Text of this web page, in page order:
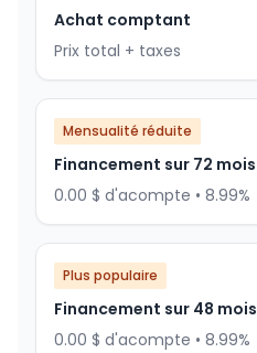
Achat comptant
Prix total + taxes
Mensualité réduite
Financement sur 72 mois
0.00 $ d'acompte • 8.99%
Plus populaire
Financement sur 48 mois
0.00 $ d'acompte • 8.99%